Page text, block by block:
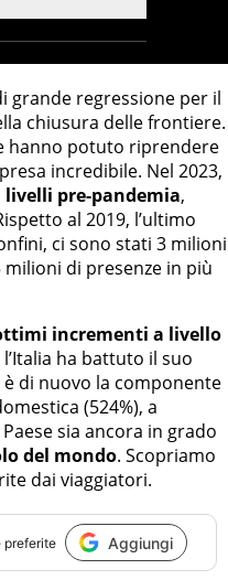
grande regressione per il
chiusura delle frontiere.
hanno potuto riprendere
incredibile. Nel 2023,
pre-pandemia,
al 2019, l’ultimo
ci sono stati 3 milioni
milioni di presenze in più
incrementi a livello
ha battuto il suo
di nuovo la componente
(524%), a
sia ancora in grado
del mondo. Scopriamo
dai viaggiatori.
preferite Aggiungi